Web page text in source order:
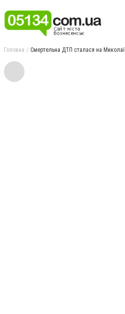
Головна Смертельна ДТП сталася на